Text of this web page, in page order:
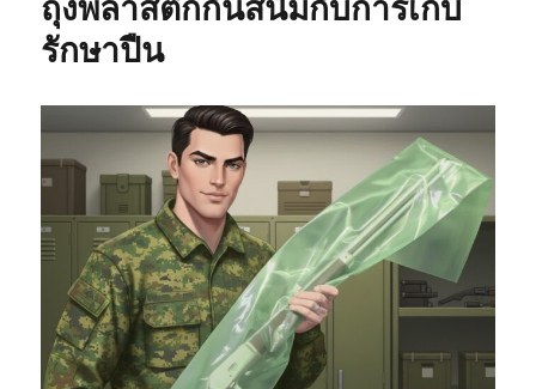
สนิม
นาน
ปี
(ภาย
ใต้
เงื่อนไข
งาน)
ถุงพลาสติกกันสนิมกับการเก็บ
รักษาปืน